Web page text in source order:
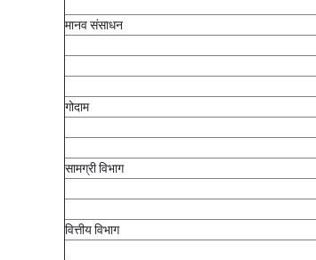
मानव संसाधन
गोदाम
सामग्री विभाग
वित्तीय विभाग